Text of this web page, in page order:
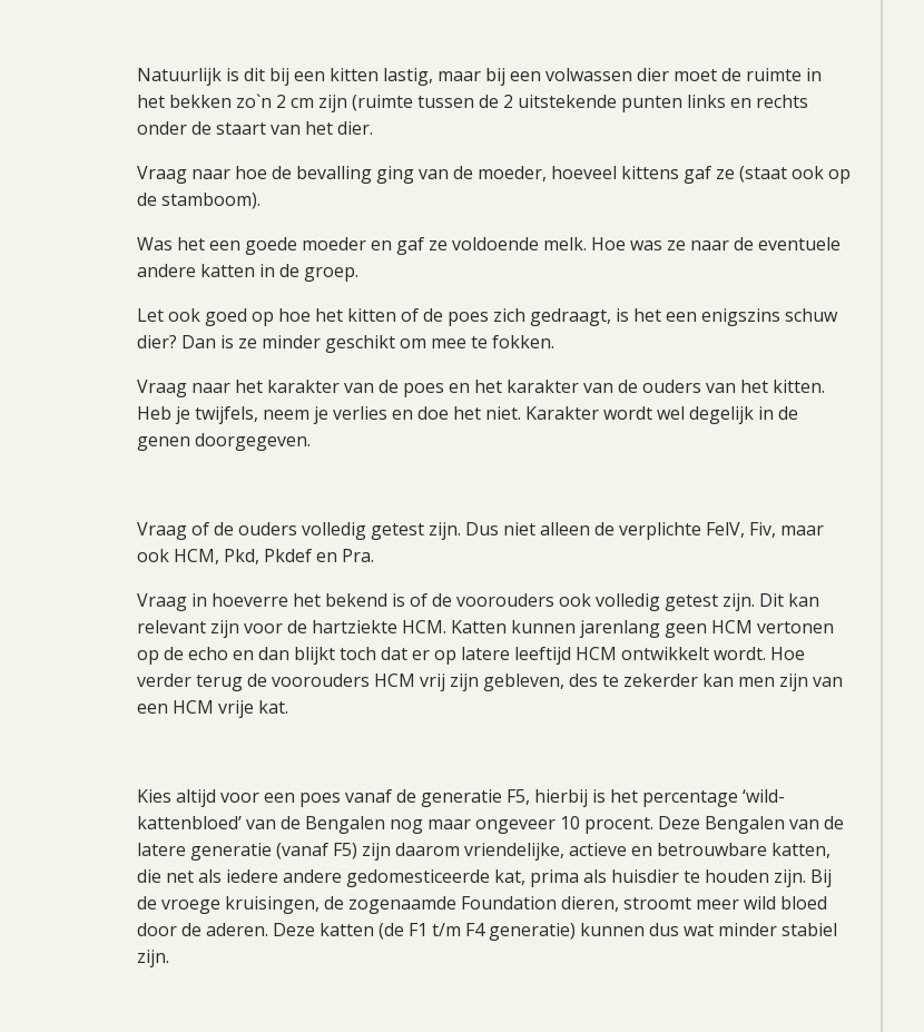
Natuurlijk is dit bij een kitten lastig, maar bij een volwassen dier moet de ruimte in
het bekken zo`n 2 cm zijn (ruimte tussen de 2 uitstekende punten links en rechts
onder de staart van het dier.
Vraag naar hoe de bevalling ging van de moeder, hoeveel kittens gaf ze (staat ook op
de stamboom).
Was het een goede moeder en gaf ze voldoende melk. Hoe was ze naar de eventuele
andere katten in de groep.
Let ook goed op hoe het kitten of de poes zich gedraagt, is het een enigszins schuw
dier? Dan is ze minder geschikt om mee te fokken.
Vraag naar het karakter van de poes en het karakter van de ouders van het kitten.
Heb je twijfels, neem je verlies en doe het niet. Karakter wordt wel degelijk in de
genen doorgegeven.
Vraag of de ouders volledig getest zijn. Dus niet alleen de verplichte FelV, Fiv, maar
ook HCM, Pkd, Pkdef en Pra.
Vraag in hoeverre het bekend is of de voorouders ook volledig getest zijn. Dit kan
relevant zijn voor de hartziekte HCM. Katten kunnen jarenlang geen HCM vertonen
op de echo en dan blijkt toch dat er op latere leeftijd HCM ontwikkelt wordt. Hoe
verder terug de voorouders HCM vrij zijn gebleven, des te zekerder kan men zijn van
een HCM vrije kat.
Kies altijd voor een poes vanaf de generatie F5, hierbij is het percentage ‘wild-
kattenbloed’ van de Bengalen nog maar ongeveer 10 procent. Deze Bengalen van de
latere generatie (vanaf F5) zijn daarom vriendelijke, actieve en betrouwbare katten,
die net als iedere andere gedomesticeerde kat, prima als huisdier te houden zijn. Bij
de vroege kruisingen, de zogenaamde Foundation dieren, stroomt meer wild bloed
door de aderen. Deze katten (de F1 t/m F4 generatie) kunnen dus wat minder stabiel
zijn.